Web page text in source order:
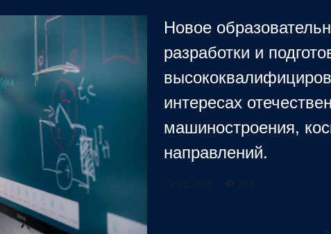
Новое
разработки и
интересах
машиностроения,
направлений.
18.02.2026 156